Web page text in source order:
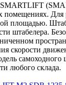
помещениях.
площадью.
штабелера.
скорости
любого склада.